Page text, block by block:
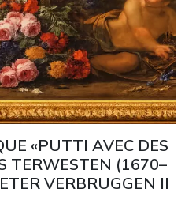
«PUTTI AVEC DES
TERWESTEN (1670–
VERBRUGGEN II